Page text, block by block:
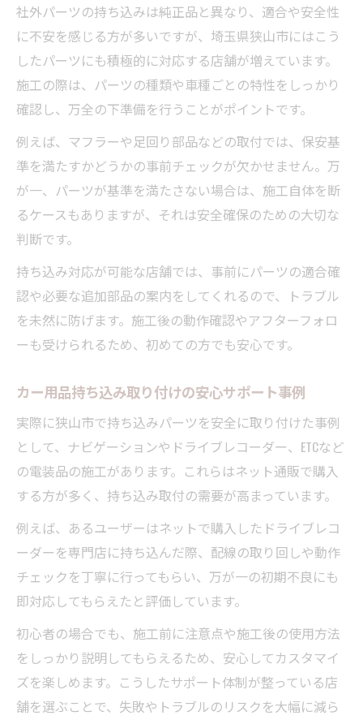
社外パーツの持ち込みは純正品と異なり、適合や安全性
に不安を感じる方が多いですが、埼玉県狭山市にはこう
したパーツにも積極的に対応する店舗が増えています。
施工の際は、パーツの種類や車種ごとの特性をしっかり
確認し、万全の下準備を行うことがポイントです。
例えば、マフラーや足回り部品などの取付では、保安基
準を満たすかどうかの事前チェックが欠かせません。万
が一、パーツが基準を満たさない場合は、施工自体を断
るケースもありますが、それは安全確保のための大切な
判断です。
持ち込み対応が可能な店舗では、事前にパーツの適合確
認や必要な追加部品の案内をしてくれるので、トラブル
を未然に防げます。施工後の動作確認やアフターフォロ
ーも受けられるため、初めての方でも安心です。
カー用品持ち込み取り付けの安心サポート事例
実際に狭山市で持ち込みパーツを安全に取り付けた事例
として、ナビゲーションやドライブレコーダー、ETCなど
の電装品の施工があります。これらはネット通販で購入
する方が多く、持ち込み取付の需要が高まっています。
例えば、あるユーザーはネットで購入したドライブレコ
ーダーを専門店に持ち込んだ際、配線の取り回しや動作
チェックを丁寧に行ってもらい、万が一の初期不良にも
即対応してもらえたと評価しています。
初心者の場合でも、施工前に注意点や施工後の使用方法
をしっかり説明してもらえるため、安心してカスタマイ
ズを楽しめます。こうしたサポート体制が整っている店
舗を選ぶことで、失敗やトラブルのリスクを大幅に減ら